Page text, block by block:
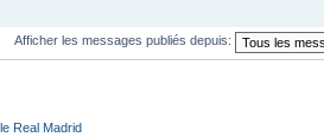
Afficher les messages publiés depuis:
Real Madrid